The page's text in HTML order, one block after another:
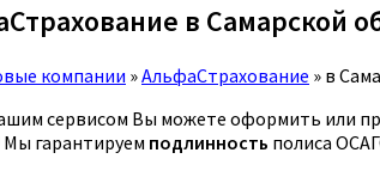
в Самарской
компании »АльфаСтрахование » в
сервисом Вы можете оформить или
Мы гарантируем подлинность полиса